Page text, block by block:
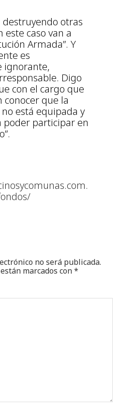
destruyendo otras
este caso van a
Armada”. Y
es
ignorante,
Digo
con el cargo que
que la
está equipada y
poder participar en
no será publicada.
marcados con*